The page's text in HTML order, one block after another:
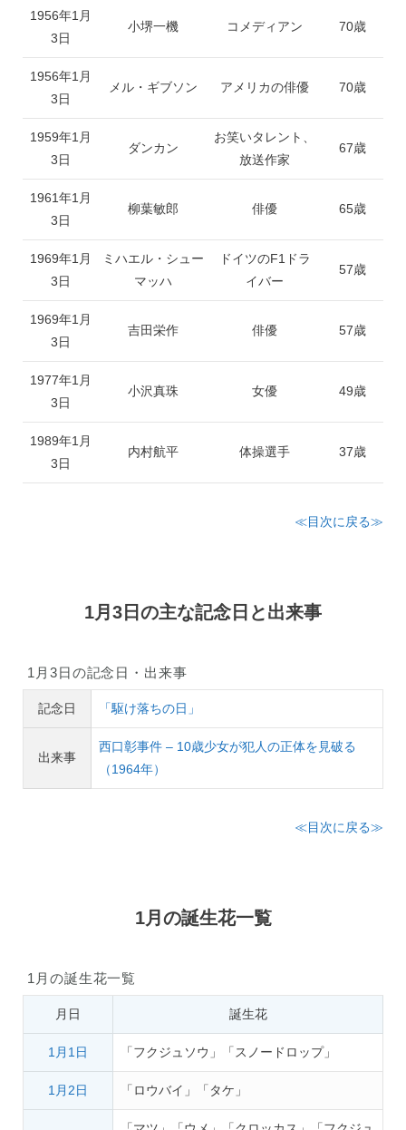
1956年1月
3日
小堺一機 コメディアン 70歳
1956年1月
3日
メル・ギブソン アメリカの俳優 70歳
1959年1月
3日
ダンカン
お笑いタレント、
放送作家
67歳
1961年1月
3日
柳葉敏郎 俳優 65歳
1969年1月
3日
ミハエル・シュー
マッハ
ドイツのF1ドラ
イバー
57歳
1969年1月
3日
吉田栄作 俳優 57歳
1977年1月
3日
小沢真珠 女優 49歳
1989年1月
3日
内村航平 体操選手 37歳
≪目次に戻る≫
1月3日の主な記念日と出来事
1月3日の記念日・出来事
記念日 「駆け落ちの日」
出来事
西口彰事件 – 10歳少女が犯人の正体を見破る
（1964年）
≪目次に戻る≫
1月の誕生花一覧
1月の誕生花一覧
月日 誕生花
1月1日 「フクジュソウ」「スノードロップ」
1月2日 「ロウバイ」「タケ」